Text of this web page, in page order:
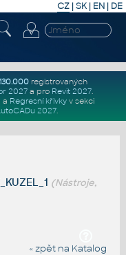
CZ | SK| EN | DE
registrovaných
2027a pro Revit 2027.
a Regresní křivkyv sekci
2027.
(Nástroje,
« zpět na Katalog